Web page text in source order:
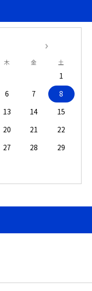
木 金 土
1
6 7
8
13 14
15
20 21
22
27 28
29